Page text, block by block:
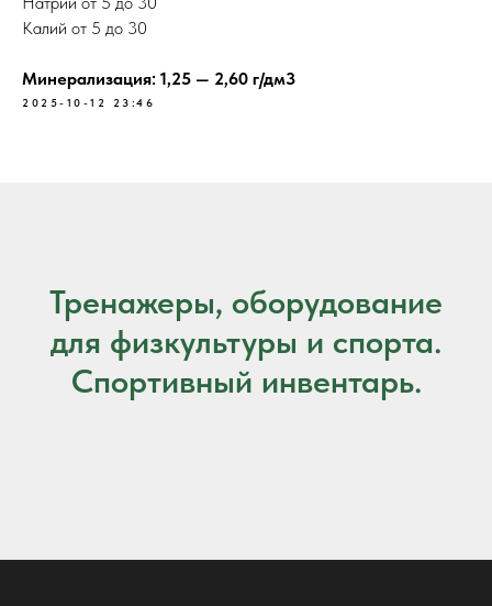
Калий от 5 до 30
Минерализация: 1,25 — 2,60 г/дм3
2025-10-12 23:46
Тренажеры, оборудование
для физкультуры и спорта.
Спортивный инвентарь.